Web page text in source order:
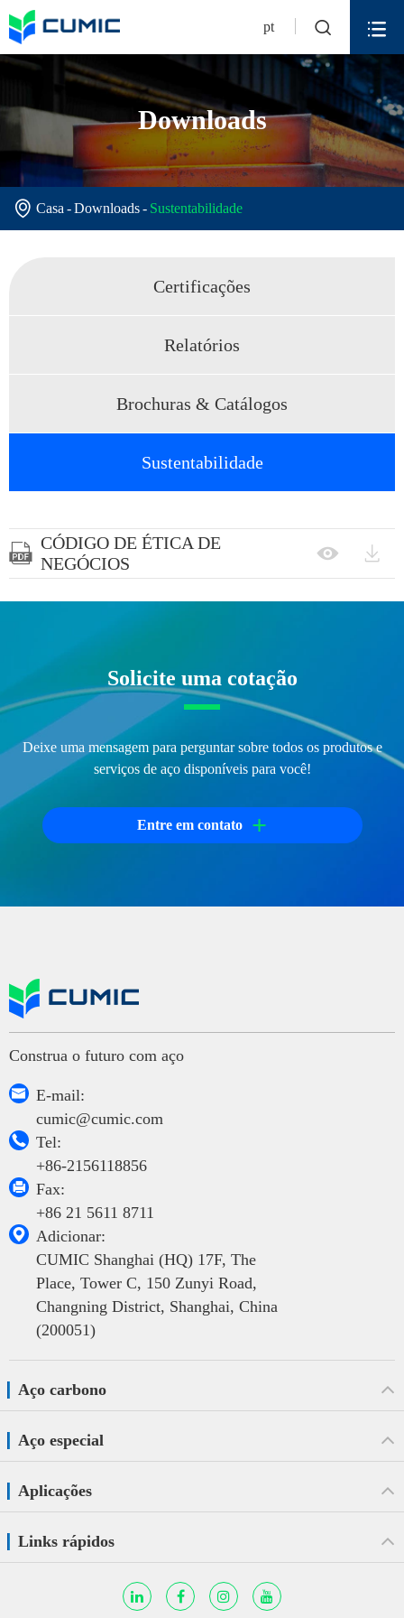
pt  
Downloads
 Casa Downloads Sustentabilidade
Certificações
Relatórios
Brochuras & Catálogos
Sustentabilidade
 CÓDIGO DE ÉTICA DE
NEGÓCIOS
 
Solicite uma cotação
Deixe uma mensagem para perguntar sobre todos os produtos e
serviços de aço disponíveis para você!
Entre em contato +
Construa o futuro com aço

E-mail:
cumic@cumic.com

Tel:
+86-2156118856

Fax:
+86 21 5611 8711

Adicionar:
CUMIC Shanghai (HQ) 17F, The
Place, Tower C, 150 Zunyi Road,
Changning District, Shanghai, China
(200051)
Aço carbono
Aço especial
Aplicações
Links rápidos